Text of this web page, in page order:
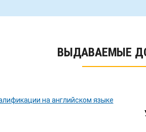
ВЫДАВАЕМЫЕ